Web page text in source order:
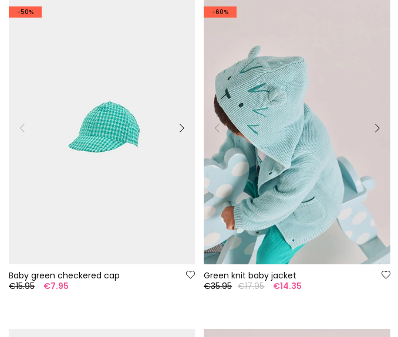
-50%
Baby green checkered cap
€15.95
€7.95
-60%
Green knit baby jacket
€35.95 €17.95 €14.35